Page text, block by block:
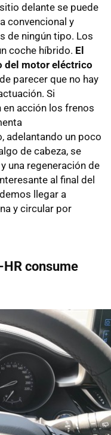
delante se puede
convencional y
de ningún tipo. Los
coche híbrido. El
del motor eléctrico
parecer que no hay
Si
en acción los frenos
adelantando un poco
de cabeza, se
una regeneración de
al final del
llegar a
y circular por
HR consume